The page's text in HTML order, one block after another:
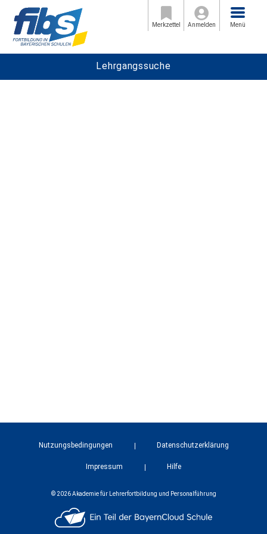
Merkzettel Anmelden
Menü
Menü
Lehrgangssuche
Nutzungsbedingungen Datenschutzerklärung
Impressum Hilfe
© 2026 Akademie für Lehrerfortbildung und Personalführung